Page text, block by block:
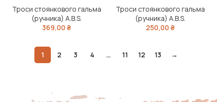
Троси стоянкового гальма
(ручника) A.B.S.
369,00 ₴
Троси стоянкового гальма
(ручника) A.B.S.
250,00 ₴
1 2 3 4 … 11 12 13 →